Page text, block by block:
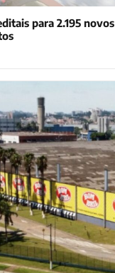
para 2.195 novos